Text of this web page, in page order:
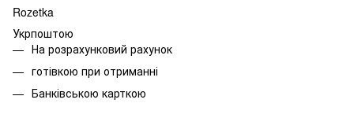
Rozetka
Укрпоштою
На розрахунковий рахунок
готівкою при отриманні
Банківською карткою